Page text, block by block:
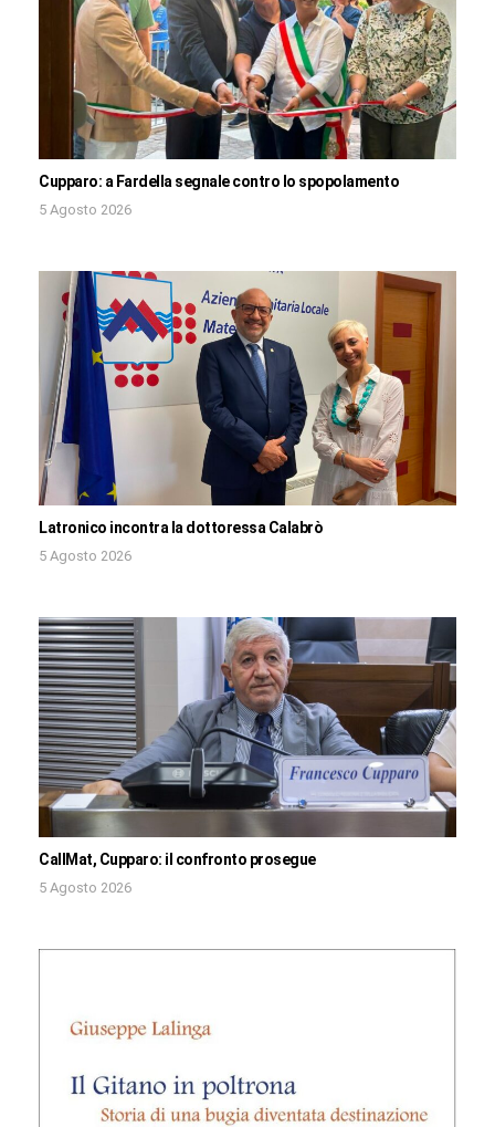
Cupparo: a Fardella segnale contro lo spopolamento
5 Agosto 2026
Latronico incontra la dottoressa Calabrò
5 Agosto 2026
CallMat, Cupparo: il confronto prosegue
5 Agosto 2026